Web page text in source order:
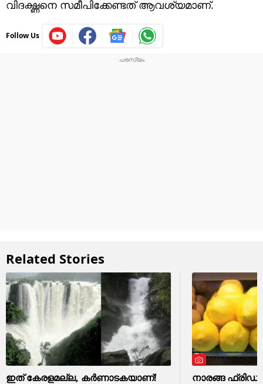
വിദഗ്ദ്ധനെ സമീപിക്കേണ്ടത് ആവശ്യമാണ്.
Follow Us
Related Stories
ഇത് കേരളമല്ല, കർണാടകയാണ്!
നാരങ്ങ